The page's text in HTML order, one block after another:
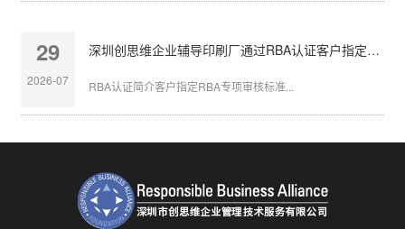
29
2026-07
深圳创思维企业辅导印刷厂通过RBA认证客户指定审核
RBA认证简介客户指定RBA专项审核标准...